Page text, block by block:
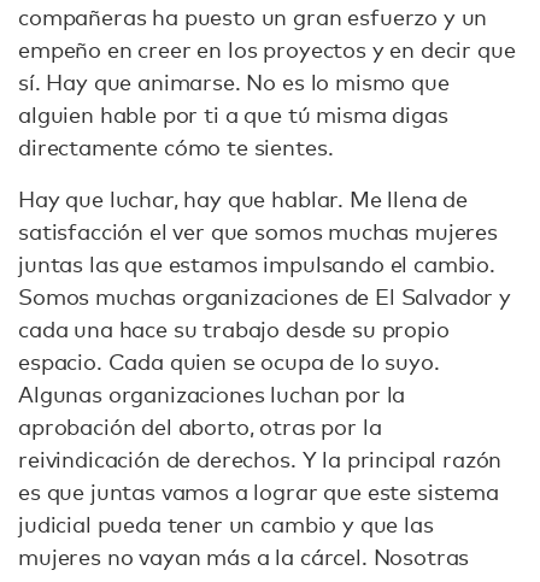
compañeras ha puesto un gran esfuerzo y un
empeño en creer en los proyectos y en decir que
sí. Hay que animarse. No es lo mismo que
alguien hable por ti a que tú misma digas
directamente cómo te sientes.
Hay que luchar, hay que hablar. Me llena de
satisfacción el ver que somos muchas mujeres
juntas las que estamos impulsando el cambio.
Somos muchas organizaciones de El Salvador y
cada una hace su trabajo desde su propio
espacio. Cada quien se ocupa de lo suyo.
Algunas organizaciones luchan por la
aprobación del aborto, otras por la
reivindicación de derechos. Y la principal razón
es que juntas vamos a lograr que este sistema
judicial pueda tener un cambio y que las
mujeres no vayan más a la cárcel. Nosotras